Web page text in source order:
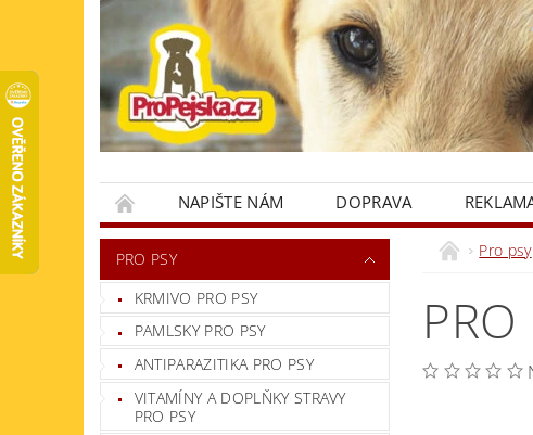
NAPIŠTE NÁM DOPRAVA
KONTAKTY
PRO PSY
KRMIVO PRO PSY
PAMLSKY PRO PSY
ANTIPARAZITIKA PRO PSY
VITAMÍNY A DOPLŇKY STRAVY
PRO PSY
Pro psy